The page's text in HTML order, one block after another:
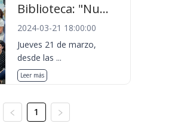
Biblioteca: "Nu...
2024-03-21 18:00:00
Jueves 21 de marzo,
desde las ...
Leer más
1